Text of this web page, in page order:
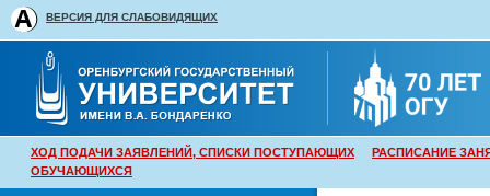
ВЕРСИЯ ДЛЯ СЛАБОВИДЯЩИХ
ХОД ПОДАЧИ ЗАЯВЛЕНИЙ, СПИСКИ ПОСТУПАЮЩИХ
РАСПИСАНИЕ
ОБУЧАЮЩИХСЯ